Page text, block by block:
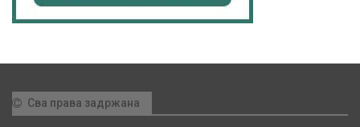
Сва права задржана